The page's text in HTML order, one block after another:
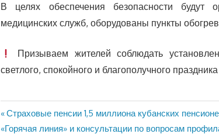
В целях обеспечения безопасности будут
медицинских служб, оборудованы пункты
Призываем жителей соблюдать
светлого, спокойного и благополучного
Навигация
Предыдущая
запись:
Страховые пенсии 1,5 миллиона кубанских
Следующая
«Горячая линия» и консультации по вопросам